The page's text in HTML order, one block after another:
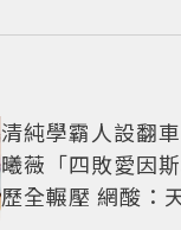
清純學霸人設翻
曦薇「四敗愛因
歷全輾壓 網酸：